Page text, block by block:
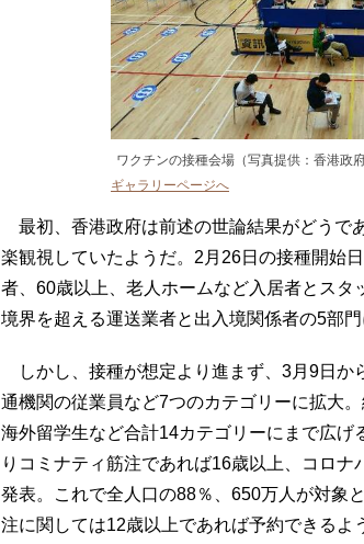
ワクチンの接種会場（写真提供：香港政府
ギャラリーページへ
最初、香港政府は前述の世論結果がどうで
楽観視していたようだ。2月26日の接種開始
者、60歳以上、老人ホームなど入居者とスタ
境界を超える運送業者と出入境関係者の5部
しかし、接種が想定より進まず、3月9日か
通機関の従業員など7つのカテゴリーに拡大
海外留学生など合計14カテゴリーにまで広
りコミナティ筋注であれば16歳以上、コロ
発表。これで全人口の88％、650万人が対象
注に関しては12歳以上であれば予約できる